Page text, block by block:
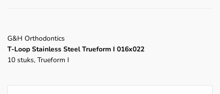
G&H Orthodontics
T-Loop Stainless Steel Trueform I 016x022
10 stuks, Trueform I